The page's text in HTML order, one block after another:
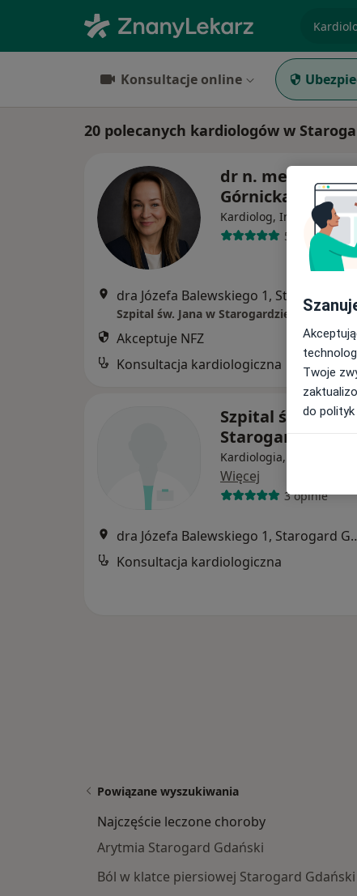
Konsultacje online
20 polecanych kardiologów w
dr n. med. Marta
Górnicka
Kardiolog, Internista·
59 opinii
dra Józefa Balewskiego 1, Starogard Gdański
Szpital św. Jana w Starogardzie Gdańskim
Akceptuje NFZ
Konsultacja kardiologiczna
Szpital św. Jana
Starogardzie
Kardiologia, Interna,
Więcej
3 opinie
dra Józefa
Konsultacja kardiologiczna
Powiązane wyszukiwania
Najczęście leczone choroby
Arytmia Starogard Gdański
Ból w klatce piersiowej Starogard Gdański
Twoje
do